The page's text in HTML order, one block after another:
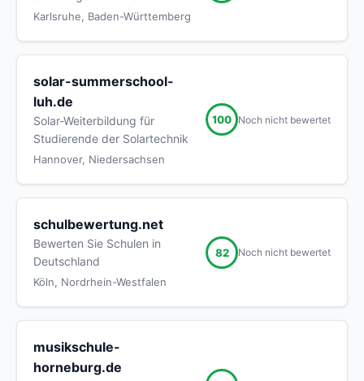
Karlsruhe, Baden-Württemberg
solar-summerschool-
luh.de
Solar-Weiterbildung für
Studierende der Solartechnik
Hannover, Niedersachsen
100 Noch nicht bewertet
schulbewertung.net
Bewerten Sie Schulen in
Deutschland
Köln, Nordrhein-Westfalen
82 Noch nicht bewertet
musikschule-
horneburg.de